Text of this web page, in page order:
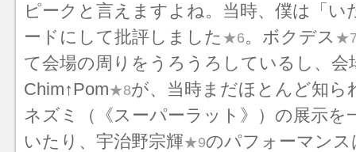
ピークと言えますよね。当時、僕は「い
ードにして批評しました ★6。ボクデス
て会場の周りをうろうろしているし、会
Chim↑Pom★8が、当時まだほとんど知ら
ネズミ（《スーパーラット》）の展示を
いたり、宇治野宗輝★9のパフォーマン